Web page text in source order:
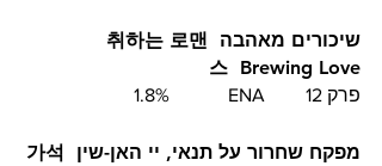
שיכורים מאהבה
취하는 로맨
스 Brewing Love
פרק 12	ENA		1.8%
מפקח שחרור על תנאי, יי האן-שין
가석